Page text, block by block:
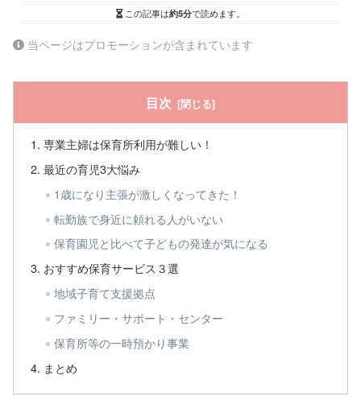
この記事は約5分で読めます。
当ページはプロモーションが含まれています
目次
専業主婦は保育所利用が難しい！
最近の育児3大悩み
1歳になり主張が激しくなってきた！
転勤族で身近に頼れる人がいない
保育園児と比べて子どもの発達が気になる
おすすめ保育サービス３選
地域子育て支援拠点
ファミリー・サポート・センター
保育所等の一時預かり事業
まとめ